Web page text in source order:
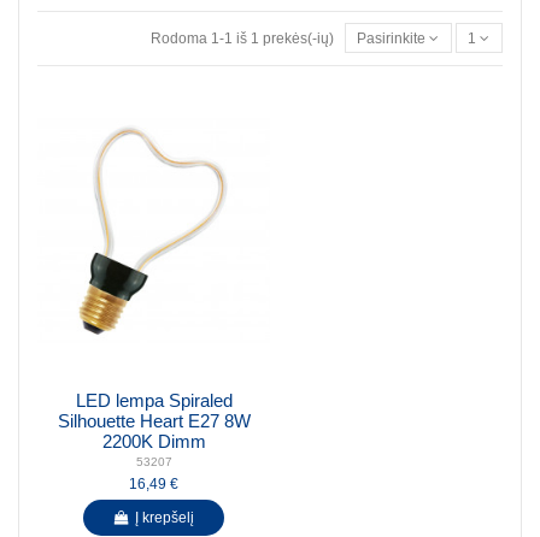
Rodoma 1-1 iš 1 prekės(-ių) Pasirinkite 1
LED lempa Spiraled
Silhouette Heart E27 8W
2200K Dimm
53207
16,49 €
Į krepšelį